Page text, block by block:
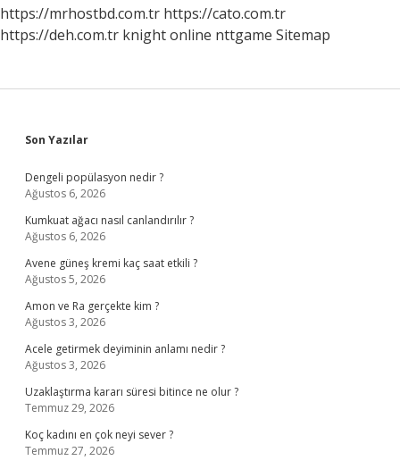
https://mrhostbd.com.tr https://cato.com.tr
https://deh.com.tr knight online nttgame Sitemap
Sidebar
Son Yazılar
Dengeli popülasyon nedir ?
Ağustos 6, 2026
Kumkuat ağacı nasıl canlandırılır ?
Ağustos 6, 2026
Avene güneş kremi kaç saat etkili ?
Ağustos 5, 2026
Amon ve Ra gerçekte kim ?
Ağustos 3, 2026
Acele getirmek deyiminin anlamı nedir ?
Ağustos 3, 2026
Uzaklaştırma kararı süresi bitince ne olur ?
Temmuz 29, 2026
Koç kadını en çok neyi sever ?
Temmuz 27, 2026